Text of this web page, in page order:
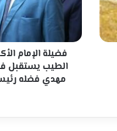
الأستاذ
الدكتور
أحمد
الطيب
يستقبل
مكتبه
حسب
فضيلة الإمام
الطيب يستقبل
مهدي فضله